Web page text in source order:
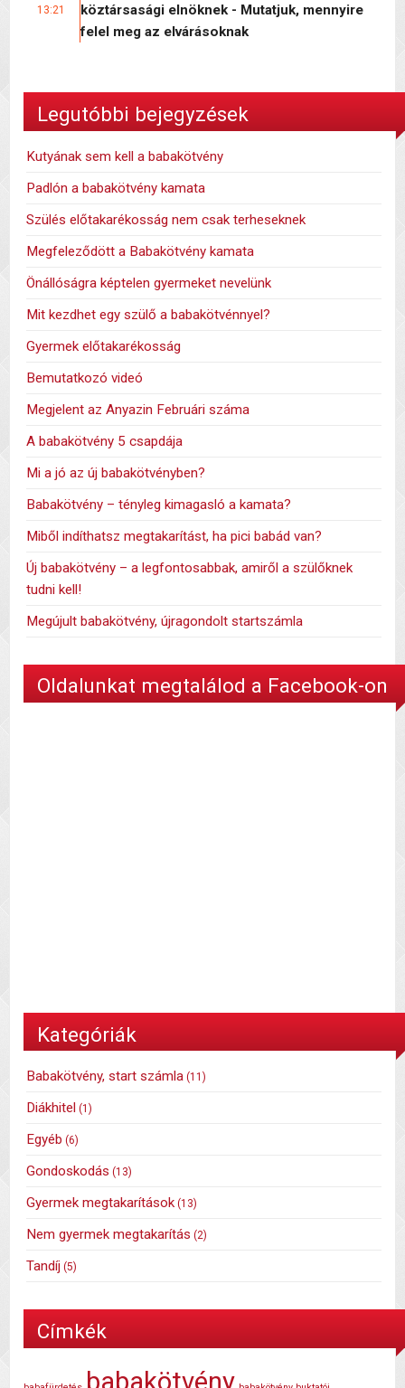
13:21
köztársasági elnöknek - Mutatjuk, mennyire
felel meg az elvárásoknak
Legutóbbi bejegyzések
Kutyának sem kell a babakötvény
Padlón a babakötvény kamata
Szülés előtakarékosság nem csak terheseknek
Megfeleződött a Babakötvény kamata
Önállóságra képtelen gyermeket nevelünk
Mit kezdhet egy szülő a babakötvénnyel?
Gyermek előtakarékosság
Bemutatkozó videó
Megjelent az Anyazin Februári száma
A babakötvény 5 csapdája
Mi a jó az új babakötvényben?
Babakötvény – tényleg kimagasló a kamata?
Miből indíthatsz megtakarítást, ha pici babád van?
Új babakötvény – a legfontosabbak, amiről a szülőknek
tudni kell!
Megújult babakötvény, újragondolt startszámla
Oldalunkat megtalálod a Facebook-on
Kategóriák
Babakötvény, start számla (11)
Diákhitel (1)
Egyéb (6)
Gondoskodás (13)
Gyermek megtakarítások (13)
Nem gyermek megtakarítás (2)
Tandíj (5)
Címkék
babakötvény